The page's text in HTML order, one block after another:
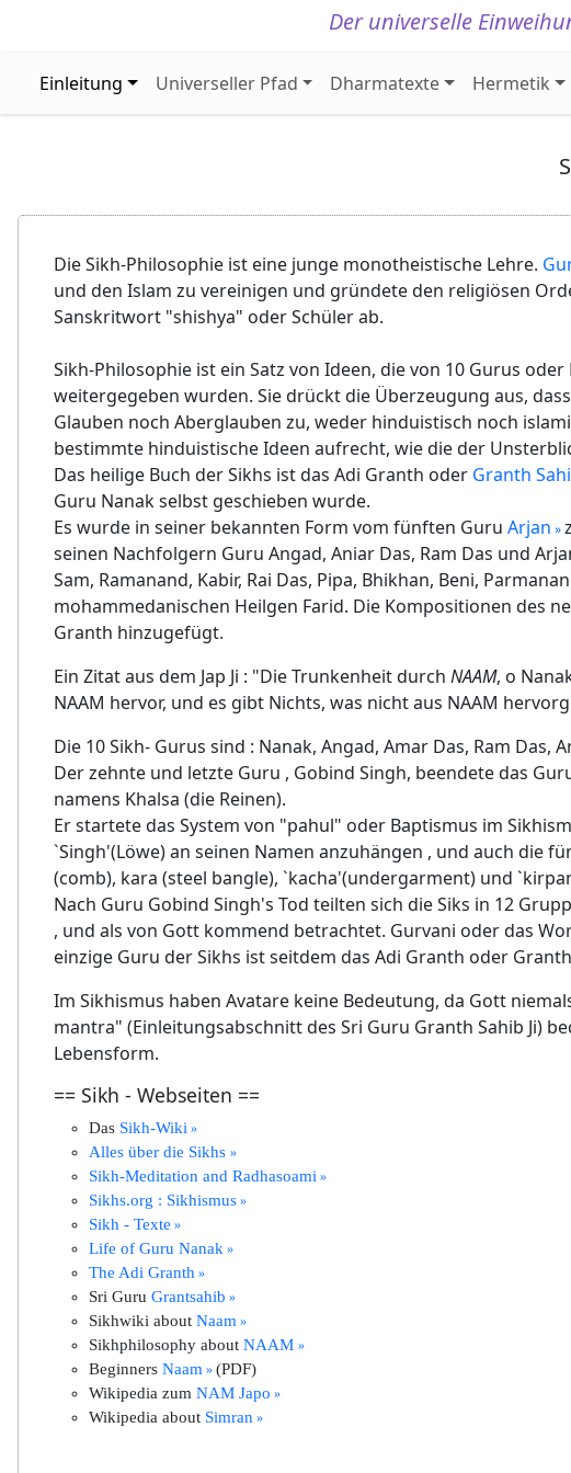
Der universelle
Einleitung Universeller Pfad Dharmatexte Hermetik
Die Sikh-Philosophie ist eine junge monotheistische Lehre.
und den Islam zu vereinigen und gründete den religiösen
Sanskritwort "shishya" oder Schüler ab.
Sikh-Philosophie ist ein Satz von Ideen, die von 10 Gurus
weitergegeben wurden. Sie drückt die Überzeugung aus,
Glauben noch Aberglauben zu, weder hinduistisch noch
bestimmte hinduistische Ideen aufrecht, wie die der
Das heilige Buch der Sikhs ist das Adi Granth oder Granth
Guru Nanak selbst geschieben wurde.
Es wurde in seiner bekannten Form vom fünften Guru Arjan
seinen Nachfolgern Guru Angad, Aniar Das, Ram Das und
Sam, Ramanand, Kabir, Rai Das, Pipa, Bhikhan, Beni,
mohammedanischen Heilgen Farid. Die Kompositionen des
Granth hinzugefügt.
Ein Zitat aus dem Jap Ji : "Die Trunkenheit durch NAAM, o
NAAM hervor, und es gibt Nichts, was nicht aus NAAM
Die 10 Sikh- Gurus sind : Nanak, Angad, Amar Das, Ram
Der zehnte und letzte Guru , Gobind Singh, beendete das
namens Khalsa (die Reinen).
Er startete das System von "pahul" oder Baptismus im
`Singh'(Löwe) an seinen Namen anzuhängen , und auch die
(comb), kara (steel bangle), `kacha'(undergarment) und
Nach Guru Gobind Singh's Tod teilten sich die Siks in 12
, und als von Gott kommend betrachtet. Gurvani oder das
einzige Guru der Sikhs ist seitdem das Adi Granth oder
Im Sikhismus haben Avatare keine Bedeutung, da Gott
mantra" (Einleitungsabschnitt des Sri Guru Granth Sahib Ji)
Lebensform.
== Sikh - Webseiten ==
Das Sikh-Wiki
Alles über die Sikhs
Sikh-Meditation and Radhasoami
Sikhs.org : Sikhismus
Sikh - Texte
Life of Guru Nanak
The Adi Granth
Sri Guru Grantsahib
Sikhwiki about Naam
Sikhphilosophy about NAAM
Beginners Naam
(PDF)
Wikipedia zum NAM Japo
Wikipedia about Simran